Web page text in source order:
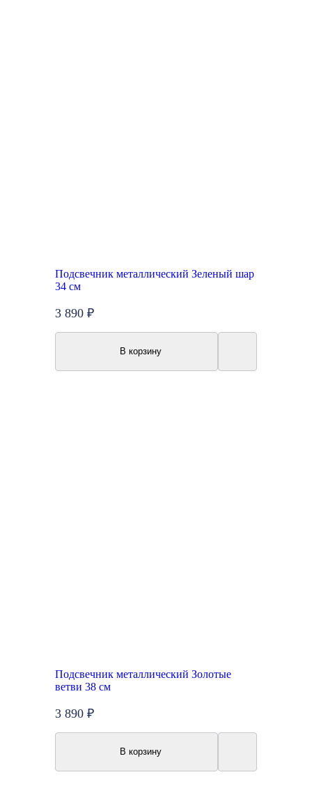
Подсвечник металлический Зеленый шар
34 см
3 890 ₽
В корзину
Подсвечник металлический Золотые
ветви 38 см
3 890 ₽
В корзину